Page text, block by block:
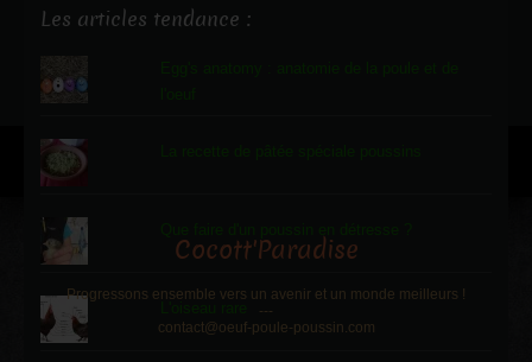
Les articles tendance :
Cocott'Paradise
Progressons ensemble vers un avenir et un monde meilleurs !
---
contact@oeuf-poule-poussin.com